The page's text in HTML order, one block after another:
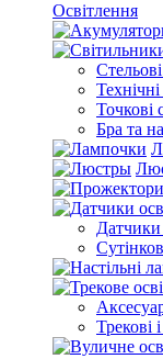
Освітлення
Точкові
Бра та
Датчики
Трекові